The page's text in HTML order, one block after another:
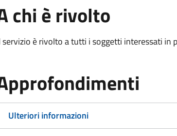
chi è rivolto
servizio è rivolto a tutti i soggetti interessati in
Ulteriori informazioni